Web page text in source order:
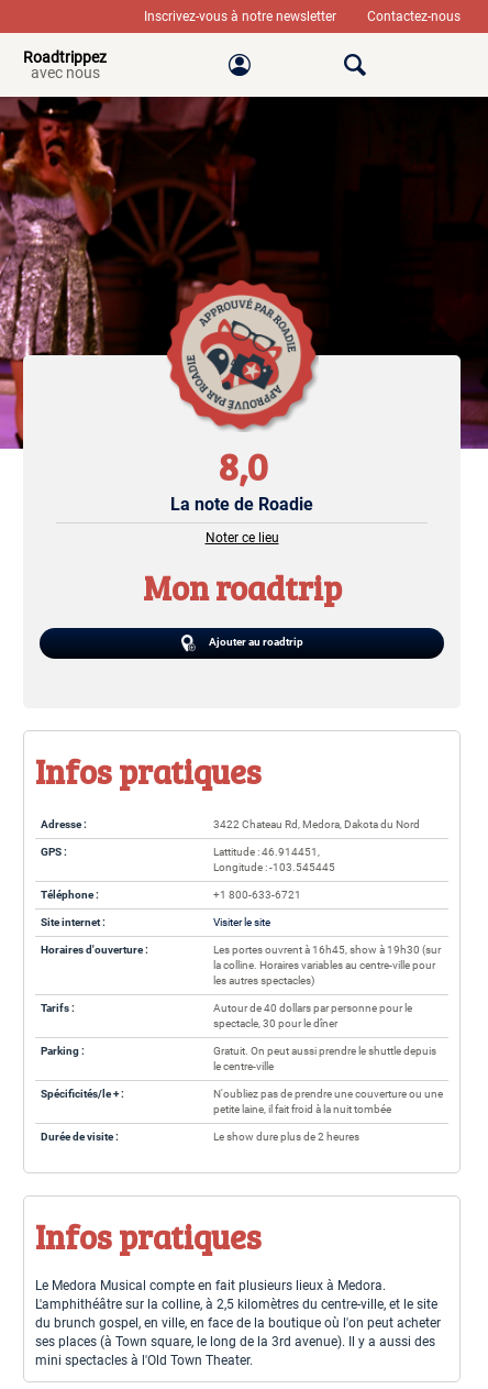
Inscrivez-vous à notre newsletter Contactez-nous
Roadtrippez
avec nous
8,0
La note de Roadie
Noter ce lieu
Mon roadtrip
Ajouter au roadtrip
Infos pratiques
Adresse : 3422 Chateau Rd, Medora, Dakota du Nord
GPS :
Lattitude : 46.914451,
Longitude : -103.545445
Téléphone : +1 800-633-6721
Site internet : Visiter le site
Horaires d'ouverture :
Les portes ouvrent à 16h45, show à 19h30 (sur
la colline. Horaires variables au centre-ville pour
les autres spectacles)
Tarifs :
Autour de 40 dollars par personne pour le
spectacle, 30 pour le dîner
Parking :
Gratuit. On peut aussi prendre le shuttle depuis
le centre-ville
Spécificités/le + :
N'oubliez pas de prendre une couverture ou une
petite laine, il fait froid à la nuit tombée
Durée de visite : Le show dure plus de 2 heures
Infos pratiques
Le Medora Musical compte en fait plusieurs lieux à Medora.
L'amphithéâtre sur la colline, à 2,5 kilomètres du centre-ville, et le site
du brunch gospel, en ville, en face de la boutique où l'on peut acheter
ses places (à Town square, le long de la 3rd avenue). Il y a aussi des
mini spectacles à l'Old Town Theater.